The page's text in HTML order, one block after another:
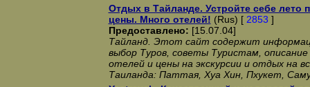
Отдых в Тайланде. Устройте себе
цены. Много отелей! (Rus) [ 2853 ]
Предоставлено: [15.07.04]
Тайланд. Этот сайт содержит
выбор Туров, советы Туристам,
отелей и цены на экскурсии и отдых на
Таиланда: Паттая, Хуа Хин, Пхукет,